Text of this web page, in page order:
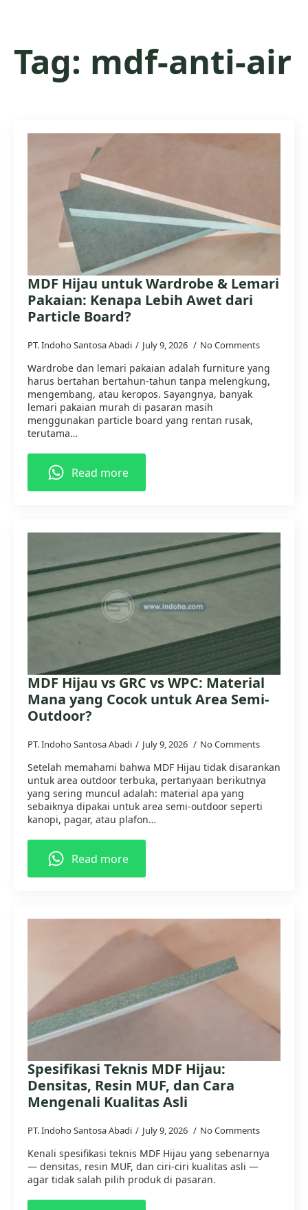
Tag: mdf-anti-air
MDF Hijau untuk Wardrobe & Lemari
Pakaian: Kenapa Lebih Awet dari
Particle Board?
PT. Indoho Santosa Abadi July 9, 2026 No Comments
Wardrobe dan lemari pakaian adalah furniture yang
harus bertahan bertahun-tahun tanpa melengkung,
mengembang, atau keropos. Sayangnya, banyak
lemari pakaian murah di pasaran masih
menggunakan particle board yang rentan rusak,
terutama…
Read more
MDF Hijau vs GRC vs WPC: Material
Mana yang Cocok untuk Area Semi-
Outdoor?
PT. Indoho Santosa Abadi July 9, 2026 No Comments
Setelah memahami bahwa MDF Hijau tidak disarankan
untuk area outdoor terbuka, pertanyaan berikutnya
yang sering muncul adalah: material apa yang
sebaiknya dipakai untuk area semi-outdoor seperti
kanopi, pagar, atau plafon…
Read more
Spesifikasi Teknis MDF Hijau:
Densitas, Resin MUF, dan Cara
Mengenali Kualitas Asli
PT. Indoho Santosa Abadi July 9, 2026 No Comments
Kenali spesifikasi teknis MDF Hijau yang sebenarnya
— densitas, resin MUF, dan ciri-ciri kualitas asli —
agar tidak salah pilih produk di pasaran.